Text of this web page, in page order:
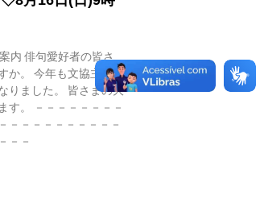
内 俳句愛好者の皆さ
か。 今年も文協主催全
りました。 皆さまの大
す。 －－－－－－－－
－－－－－－－－－－
－－